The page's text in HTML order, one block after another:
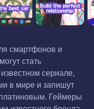
смартфонов и
стать
сериале,
в мире и запишут
Геймеры